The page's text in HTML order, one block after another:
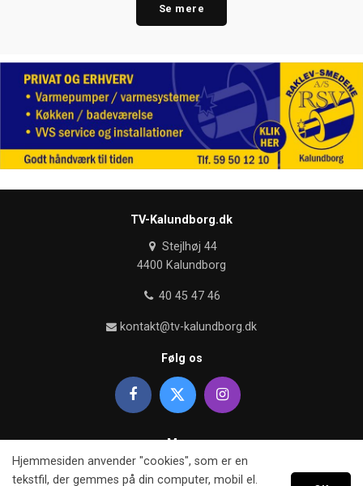
Se mere
TV-Kalundborg.dk
Stejlhøj 44
4400 Kalundborg
40 45 47 46
kontakt@tv-kalundborg.dk
Følg os
Mere
Om TV kalundborg
Hjemmesiden anvender "cookies", som er en
tekstfil, der gemmes på din computer, mobil el.